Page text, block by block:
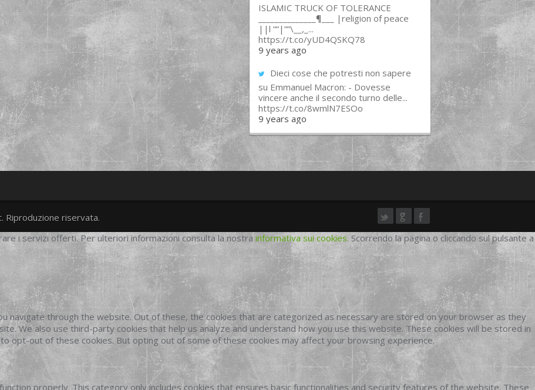
ISLAMIC TRUCK OF TOLERANCE
______________¶___ |religion of peace
||l “”|””\__,_...
https://t.co/yUD4QSKQ78
9 years ago
Dieci cose che potresti non sapere
su Emmanuel Macron: - Dovesse
vincere anche il secondo turno delle...
https://t.co/8wmlN7ESOo
9 years ago
twittergoogleplus
facebook
Riproduzione riservata.
i servizi offerti. Per ulteriori informazioni consulta la nostra informativa sui cookies. Scorrendo la pagina o cliccando sul pulsante a
navigate through the website. Out of these, the cookies that are categorized as necessary are stored on your browser as they
We also use third-party cookies that help us analyze and understand how you use this website. These cookies will be stored in
opt-out of these cookies. But opting out of some of these cookies may affect your browsing experience.
properly. This category only includes cookies that ensures basic functionalities and security features of the website. These